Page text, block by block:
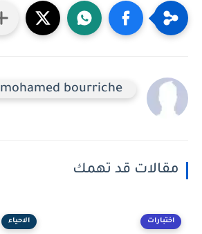
mohamed bourriche
مقالات قد تهمك
اختبارات الاحياء